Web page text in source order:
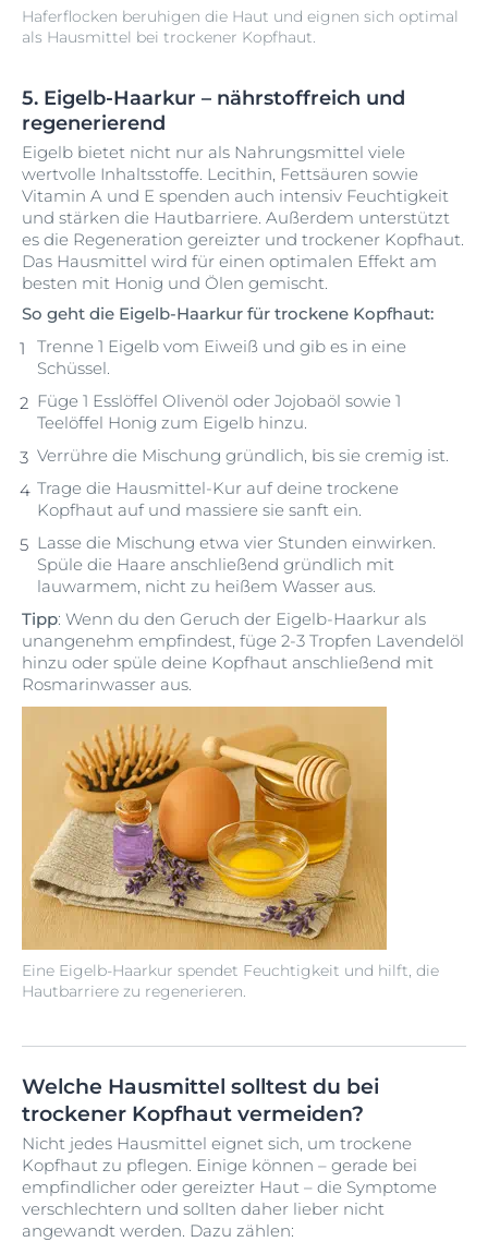
Haferflocken beruhigen die Haut und eignen sich optimal
als Hausmittel bei trockener Kopfhaut.
5. Eigelb-Haarkur – nährstoffreich und
regenerierend
Eine Eigelb-Haarkur spendet Feuchtigkeit und hilft, die
Hautbarriere zu regenerieren.
Eigelb bietet nicht nur als Nahrungsmittel viele
wertvolle Inhaltsstoffe. Lecithin, Fettsäuren sowie
Vitamin A und E spenden auch intensiv Feuchtigkeit
und stärken die Hautbarriere. Außerdem unterstützt
es die Regeneration gereizter und trockener Kopfhaut.
Das Hausmittel wird für einen optimalen Effekt am
besten mit Honig und Ölen gemischt.
So geht die Eigelb-Haarkur für trockene Kopfhaut:
Trenne 1 Eigelb vom Eiweiß und gib es in eine
Schüssel.
Füge 1 Esslöffel Olivenöl oder Jojobaöl sowie 1
Teelöffel Honig zum Eigelb hinzu.
Verrühre die Mischung gründlich, bis sie cremig ist.
Trage die Hausmittel-Kur auf deine trockene
Kopfhaut auf und massiere sie sanft ein.
Lasse die Mischung etwa vier Stunden einwirken.
Spüle die Haare anschließend gründlich mit
lauwarmem, nicht zu heißem Wasser aus.
Tipp: Wenn du den Geruch der Eigelb-Haarkur als
unangenehm empfindest, füge 2-3 Tropfen Lavendelöl
hinzu oder spüle deine Kopfhaut anschließend mit
Rosmarinwasser aus.
Welche Hausmittel solltest du bei
trockener Kopfhaut vermeiden?
Nicht jedes Hausmittel eignet sich, um trockene
Kopfhaut zu pflegen. Einige können – gerade bei
empfindlicher oder gereizter Haut – die Symptome
verschlechtern und sollten daher lieber nicht
angewandt werden. Dazu zählen: